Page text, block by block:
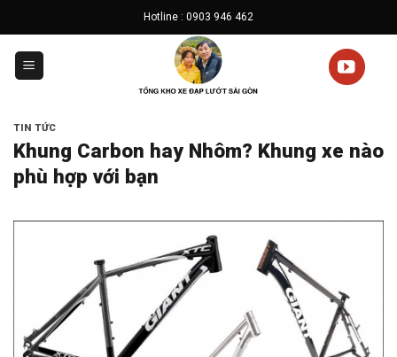
to
content
Hotline : 0903 946 462
TIN TỨC
Khung Carbon hay Nhôm? Khung xe nào
phù hợp với bạn